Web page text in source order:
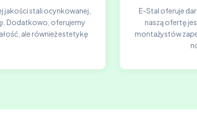
jakości stali ocynkowanej,
Dodatkowo, oferujemy
ale również estetykę
E-Stal oferuje
naszą ofertę
montażystów